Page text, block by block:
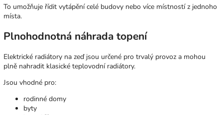
To umožňuje řídit vytápění celé budovy nebo více místností z jednoho
místa.
Plnohodnotná náhrada topení
Elektrické radiátory na zeď jsou určené pro trvalý provoz a mohou
plně nahradit klasické teplovodní radiátory.
Jsou vhodné pro:
rodinné domy
byty